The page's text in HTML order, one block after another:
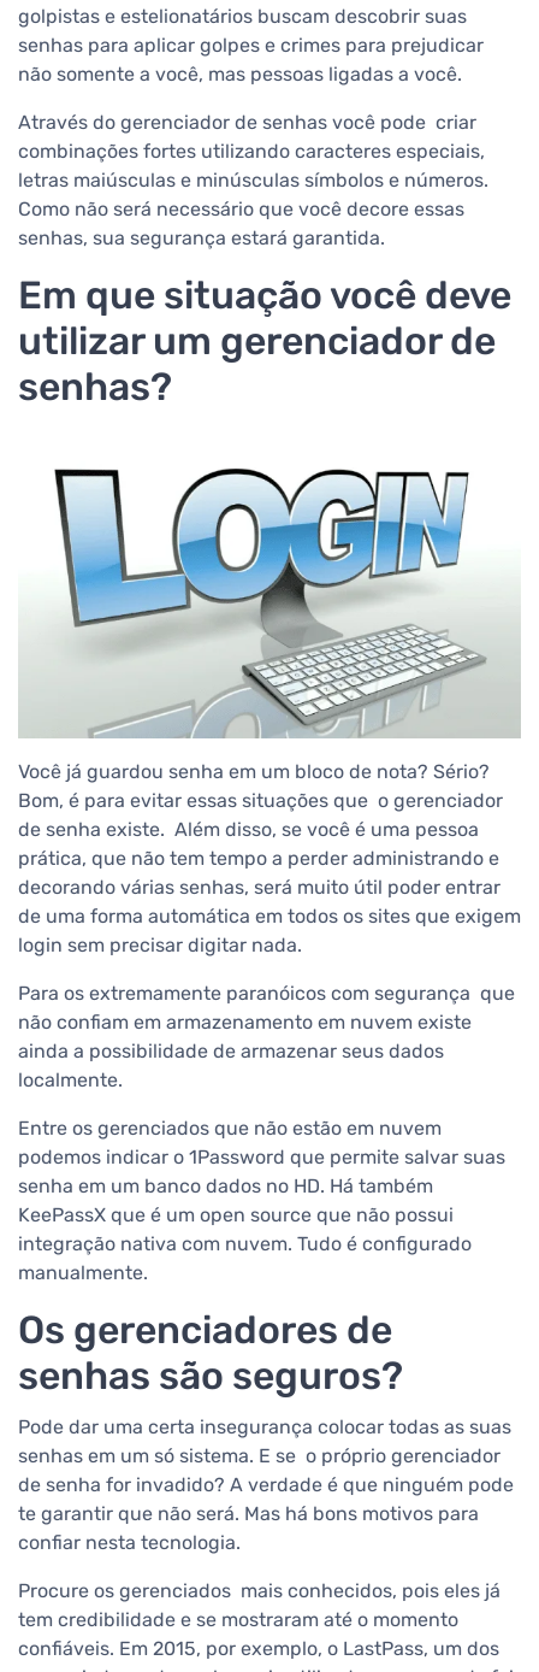
golpistas e estelionatários buscam descobrir suas
senhas para aplicar golpes e crimes para prejudicar
não somente a você, mas pessoas ligadas a você.
Através do gerenciador de senhas você pode criar
combinações fortes utilizando caracteres especiais,
letras maiúsculas e minúsculas símbolos e números.
Como não será necessário que você decore essas
senhas, sua segurança estará garantida.
Em que situação você deve
utilizar um gerenciador de
senhas?
Você já guardou senha em um bloco de nota? Sério?
Bom, é para evitar essas situações que o gerenciador
de senha existe. Além disso, se você é uma pessoa
prática, que não tem tempo a perder administrando e
decorando várias senhas, será muito útil poder entrar
de uma forma automática em todos os sites que exigem
login sem precisar digitar nada.
Para os extremamente paranóicos com segurança que
não confiam em armazenamento em nuvem existe
ainda a possibilidade de armazenar seus dados
localmente.
Entre os gerenciados que não estão em nuvem
podemos indicar o 1Password que permite salvar suas
senha em um banco dados no HD. Há também
KeePassX que é um open source que não possui
integração nativa com nuvem. Tudo é configurado
manualmente.
Os gerenciadores de
senhas são seguros?
Pode dar uma certa insegurança colocar todas as suas
senhas em um só sistema. E se o próprio gerenciador
de senha for invadido? A verdade é que ninguém pode
te garantir que não será. Mas há bons motivos para
confiar nesta tecnologia.
Procure os gerenciados mais conhecidos, pois eles já
tem credibilidade e se mostraram até o momento
confiáveis. Em 2015, por exemplo, o LastPass, um dos